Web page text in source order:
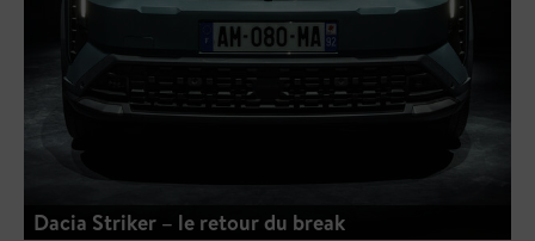
Dacia Striker – le retour du break